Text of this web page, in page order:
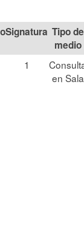
Signatura Tipo de
medio
1
en Sala